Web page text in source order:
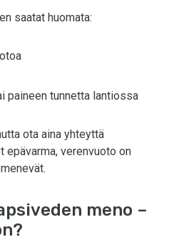
saatat huomata:
paineen tunnetta lantiossa
ota aina yhteyttä
epävarma, verenvuoto on
meno –